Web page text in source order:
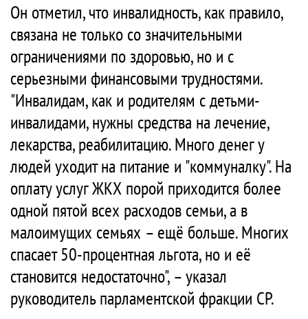
Он отметил, что инвалидность, как правило,
связана не только со значительными
ограничениями по здоровью, но и с
серьезными финансовыми трудностями.
"Инвалидам, как и родителям с детьми-
инвалидами, нужны средства на лечение,
лекарства, реабилитацию. Много денег у
людей уходит на питание и "коммуналку". На
оплату услуг ЖКХ порой приходится более
одной пятой всех расходов семьи, а в
малоимущих семьях – ещё больше. Многих
спасает 50-процентная льгота, но и её
становится недостаточно", – указал
руководитель парламентской фракции СР.